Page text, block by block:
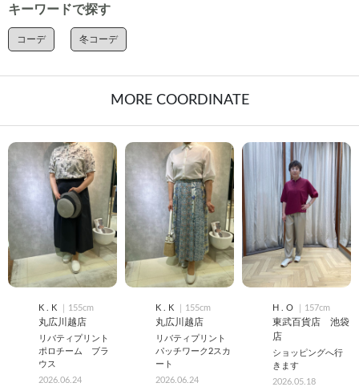
キーワードで探す
コーデ 冬コーデ
MORE COORDINATE
K . K ｜155cm
丸広川越店
リバティプリント
ポロチーム ブラ
ウス
2026.06.24
K . K ｜155cm
丸広川越店
リバティプリント
パッチワーク2スカ
ート
2026.06.24
H . O ｜157cm
東武百貨店 池袋
店
ショッピングへ行
きます
2026.05.18